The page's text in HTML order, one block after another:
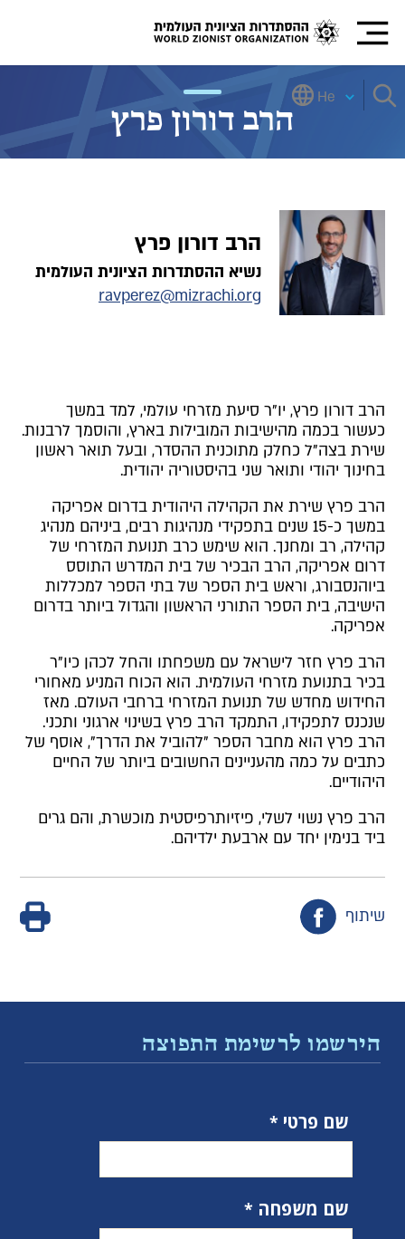
He
הרב דורון פרץ
הרב דורון פרץ
נשיא ההסתדרות הציונית העולמית
ravperez@mizrachi.org
הרב דורון פרץ, יו"ר סיעת מזרחי עולמי, למד במשך
כעשור בכמה מהישיבות המובילות בארץ, והוסמך לרבנות.
שירת בצה"ל כחלק מתוכנית ההסדר, ובעל תואר ראשון
בחינוך יהודי ותואר שני בהיסטוריה יהודית.
הרב פרץ שירת את הקהילה היהודית בדרום אפריקה
במשך כ-15 שנים בתפקידי מנהיגות רבים, ביניהם מנהיג
קהילה, רב ומחנך. הוא שימש כרב תנועת המזרחי של
דרום אפריקה, הרב הבכיר של בית המדרש התוסס
ביוהנסבורג, וראש בית הספר של בתי הספר למכללות
הישיבה, בית הספר התורני הראשון והגדול ביותר בדרום
אפריקה.
הרב פרץ חזר לישראל עם משפחתו והחל לכהן כיו"ר
בכיר בתנועת מזרחי העולמית. הוא הכוח המניע מאחורי
החידוש מחדש של תנועת המזרחי ברחבי העולם. מאז
שנכנס לתפקידו, התמקד הרב פרץ בשינוי ארגוני ותכני.
הרב פרץ הוא מחבר הספר "להוביל את הדרך", אוסף של
כתבים על כמה מהעניינים החשובים ביותר של החיים
היהודיים.
הרב פרץ נשוי לשלי, פיזיותרפיסטית מוכשרת, והם גרים
ביד בנימין יחד עם ארבעת ילדיהם.
שיתוף
הירשמו לרשימת התפוצה
שם פרטי
שם משפחה